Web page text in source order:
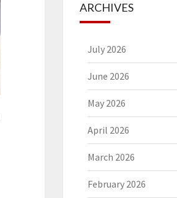
ARCHIVES
July 2026
June 2026
May 2026
April 2026
March 2026
February 2026